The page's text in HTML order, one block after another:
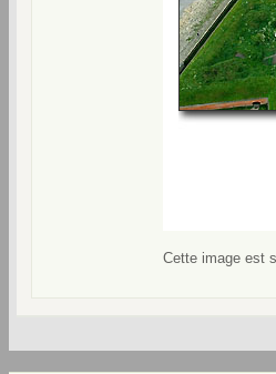
Cette image est